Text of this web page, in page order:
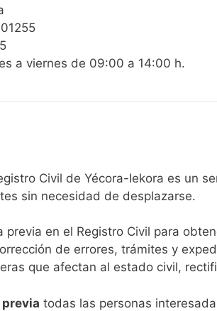
a viernes de 09:00 a 14:00 h.
Civil de Yécora-Iekora es un
sin necesidad de desplazarse.​
previa en el Registro Civil para
de errores, trámites y
que afectan al estado civil,
todas las personas